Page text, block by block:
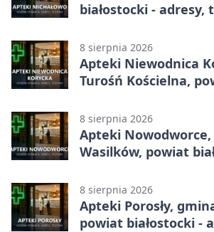
białostocki - adresy,
8 sierpnia 2026
Apteki Niewodnica
Turośń Kościelna,
godziny otwarcia
8 sierpnia 2026
Apteki
Wasilków, powiat
8 sierpnia 2026
Apteki Porosły,
powiat białostocki -